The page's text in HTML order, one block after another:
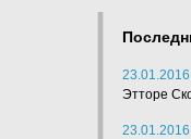
23.01.2016
Этторе
23.01.2016